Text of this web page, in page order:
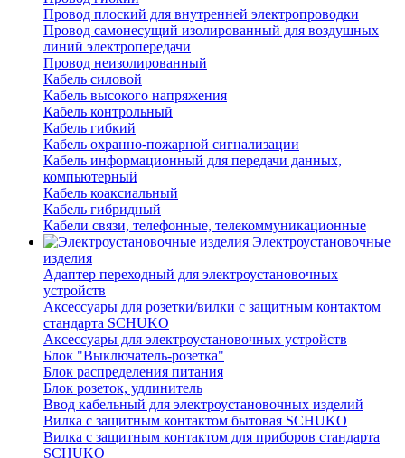
Провод плоский для внутренней электропроводки
Провод самонесущий изолированный для воздушных
линий электропередачи
Провод неизолированный
Кабель силовой
Кабель высокого напряжения
Кабель контрольный
Кабель гибкий
Кабель охранно-пожарной сигнализации
Кабель информационный для передачи данных,
компьютерный
Кабель коаксиальный
Кабель гибридный
Кабели связи, телефонные, телекоммуникационные
Электроустановочные
изделия
Адаптер переходный для электроустановочных
устройств
Аксессуары для розетки/вилки с защитным контактом
стандарта SCHUKO
Аксессуары для электроустановочных устройств
Блок "Выключатель-розетка"
Блок распределения питания
Блок розеток, удлинитель
Ввод кабельный для электроустановочных изделий
Вилка с защитным контактом бытовая SCHUKO
Вилка с защитным контактом для приборов стандарта
SCHUKO